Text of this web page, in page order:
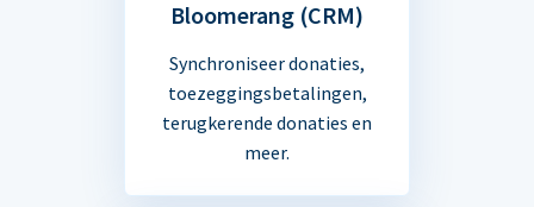
Bloomerang (CRM)
Synchroniseer donaties,
toezeggingsbetalingen,
terugkerende donaties en
meer.